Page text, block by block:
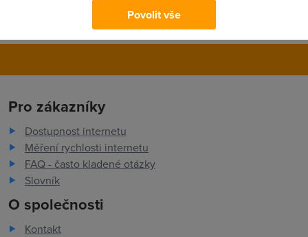
Pro zákazníky
Dostupnost internetu
Měření rychlosti internetu
FAQ - často kladené otázky
Slovník
O společnosti
Kontakt
Povolit vše